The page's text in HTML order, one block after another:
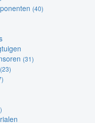
(40)
(31)
(23)